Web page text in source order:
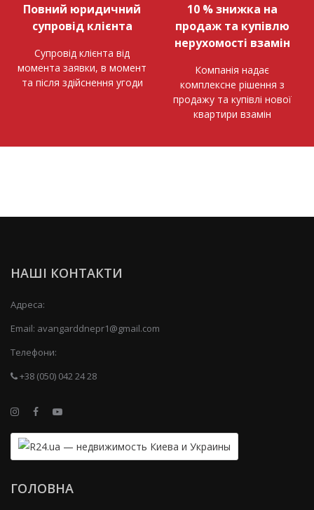
Повний юридичний
супровід клієнта
Супровід клієнта від
момента заявки, в момент
та після здійснення угоди
10 % знижка на
продаж та купівлю
нерухомості взамін
Компанія надає
комплексне рішення з
продажу та купівлі нової
квартири взамін
НАШІ КОНТАКТИ
Адреса:
Email: avangarddnepr1@gmail.com
Телефони:
+38 (050) 042 24 28
ГОЛОВНА